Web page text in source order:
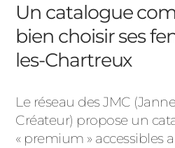
Un catalogue
bien choisir ses
les-Chartreux
Le réseau des JMC
Créateur) propose un
« premium » accessibles